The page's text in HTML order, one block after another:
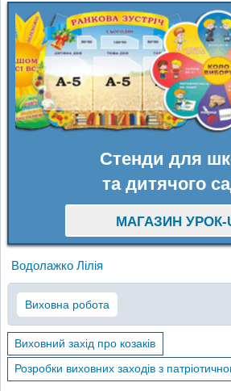
Стенди для
та дитячого
МАГАЗИН УРОК-
Водолажко Лілія
Виховна робота
Виховний захід про козаків
Розробки виховних заходів з